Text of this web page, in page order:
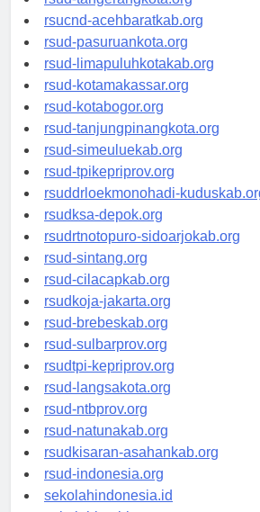
rsud-tangerangkota.org
rsucnd-acehbaratkab.org
rsud-pasuruankota.org
rsud-limapuluhkotakab.org
rsud-kotamakassar.org
rsud-kotabogor.org
rsud-tanjungpinangkota.org
rsud-simeuluekab.org
rsud-tpikepriprov.org
rsuddrloekmonohadi-kuduskab.org
rsudksa-depok.org
rsudrtnotopuro-sidoarjokab.org
rsud-sintang.org
rsud-cilacapkab.org
rsudkoja-jakarta.org
rsud-brebeskab.org
rsud-sulbarprov.org
rsudtpi-kepriprov.org
rsud-langsakota.org
rsud-ntbprov.org
rsud-natunakab.org
rsudkisaran-asahankab.org
rsud-indonesia.org